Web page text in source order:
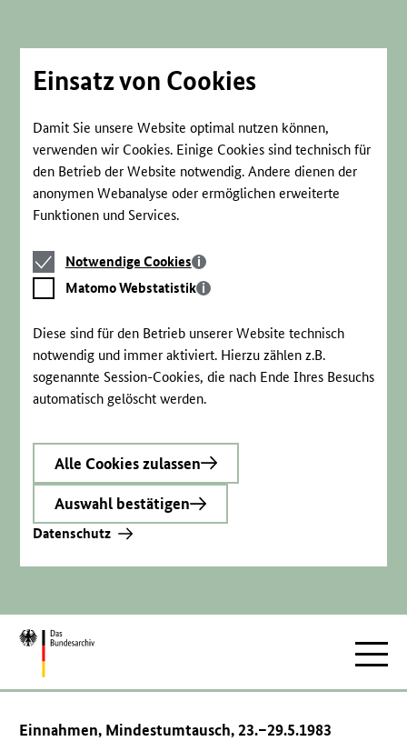
Einsatz von Cookies
Damit Sie unsere Website optimal nutzen können,
verwenden wir Cookies. Einige Cookies sind technisch für
den Betrieb der Website notwendig. Andere dienen der
anonymen Webanalyse oder ermöglichen erweiterte
Funktionen und Services.
Notwendige
Cookies
Notwendige Cookies
Matomo
Webstatistik
Matomo Webstatistik
Diese sind für den Betrieb unserer Website technisch
notwendig und immer aktiviert. Hierzu zählen z.B.
sogenannte Session-Cookies, die nach Ende Ihres Besuchs
automatisch gelöscht werden.
Alle Cookies zulassen
Auswahl bestätigen
Datenschutz
Zur
Einnahmen, Mindestumtausch, 23.–29.5.1983